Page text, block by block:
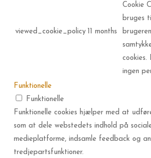
viewed_cookie_policy 11 months
Cookie
bruges
cookies.
ingen
Funktionelle
Funktionelle
Funktionelle cookies hjælper med at
som at dele webstedets indhold på
medieplatforme, indsamle feedback og
tredjepartsfunktioner.